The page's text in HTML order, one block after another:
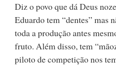
Diz o povo que dá Deus
Eduardo tem “dentes” mas
toda a produção antes
fruto. Além disso, tem
piloto de competição nos